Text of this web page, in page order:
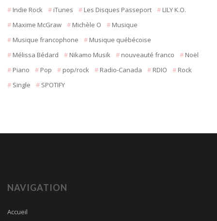
Indie Rock
iTunes Les Disques Passeport
LILY K.O.
Maxime McGraw
Michèle O
Musique
Musique francophone
Musique québécoise
Mélissa Bédard
Nikamo Musik nouveauté franco
Noël
Piano
Pop pop/rock Radio-Canada RDIO
Rock
Single
SPOTIFY
NAVIGATION
Accueil